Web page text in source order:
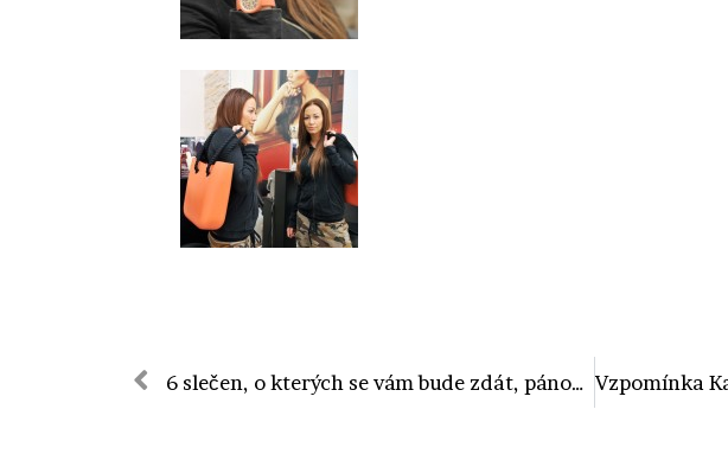
6 slečen, o kterých se vám bude zdát, pánové! Prostě neskutečně sexy!